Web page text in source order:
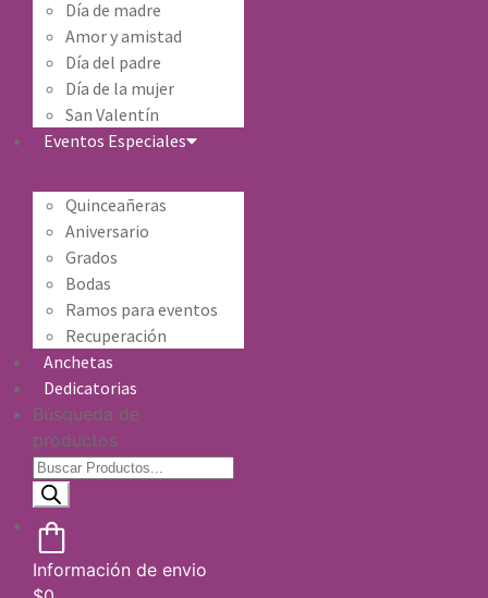
Día de madre
Amor y amistad
Día del padre
Día de la mujer
San Valentín
Eventos Especiales
Quinceañeras
Aniversario
Grados
Bodas
Ramos para eventos
Recuperación
Anchetas
Dedicatorias
Búsqueda de
productos
Información de envio